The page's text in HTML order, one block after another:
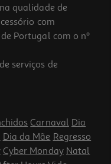
S 3un
qualidade de
com
Portugal com o nº
serviços de
Carnaval Dia
Dia da Mãe Regresso
Cyber Monday Natal